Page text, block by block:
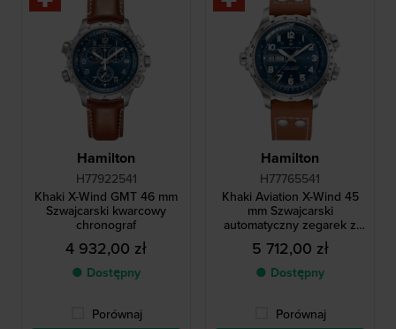
Hamilton
H77922541
Khaki X-Wind GMT 46 mm
Szwajcarski kwarcowy
chronograf
4 932,00 zł
● Dostępny
Porównaj
Hamilton
H77765541
Khaki Aviation X-Wind 45
mm Szwajcarski
automatyczny zegarek z
suwakiem logarytmicznym
5 712,00 zł
● Dostępny
Porównaj